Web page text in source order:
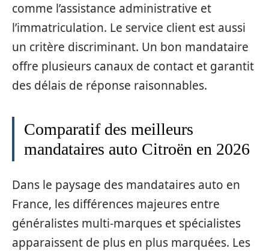
comme l’assistance administrative et
l’immatriculation. Le service client est aussi
un critère discriminant. Un bon mandataire
offre plusieurs canaux de contact et garantit
des délais de réponse raisonnables.
Comparatif des meilleurs
mandataires auto Citroën en 2026
Dans le paysage des mandataires auto en
France, les différences majeures entre
généralistes multi-marques et spécialistes
apparaissent de plus en plus marquées. Les